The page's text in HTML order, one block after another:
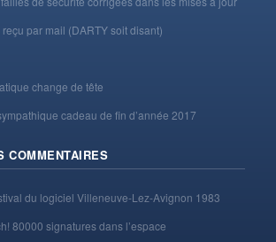
par mail (DARTY soit disant)
change de tête
cadeau de fin d’année 2017
COMMENTAIRES
du logiciel Villeneuve-Lez-Avignon 1983
80000 signatures dans l’espace